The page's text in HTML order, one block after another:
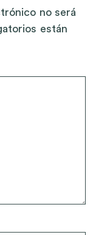
no será
están